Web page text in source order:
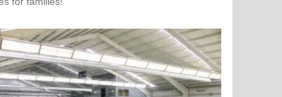
about Cannon Park